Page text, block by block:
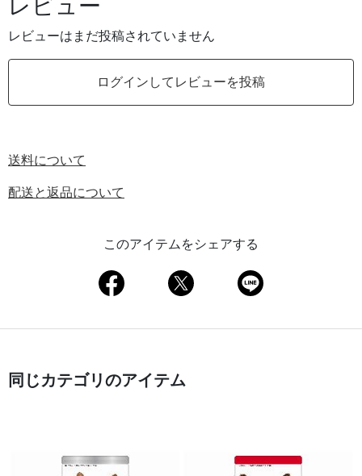
レビュー
レビューはまだ投稿されていません
ログインしてレビューを投稿
送料について
配送と返品について
このアイテムをシェアする
同じカテゴリのアイテム